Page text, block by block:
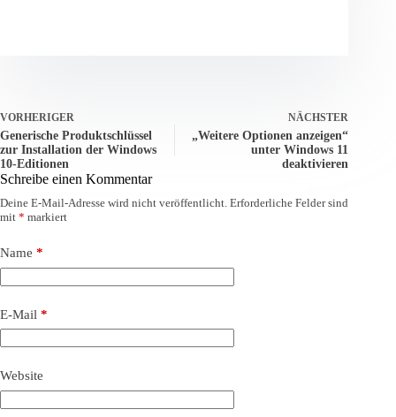
VORHERIGER
Generische Produktschlüssel
zur Installation der Windows
10-Editionen
NÄCHSTER
„Weitere Optionen anzeigen“
unter Windows 11
deaktivieren
Schreibe einen Kommentar
Deine E-Mail-Adresse wird nicht veröffentlicht. Erforderliche Felder sind
mit * markiert
Name *
E-Mail *
Website